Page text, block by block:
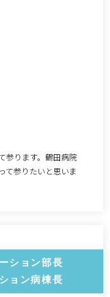
参ります。鶴田病院
て参りたいと思いま
ション部長
ョン病棟長